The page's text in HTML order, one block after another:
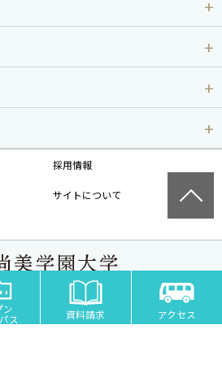
ン
ス 資料請求 アクセス
採用情報
サイトについて
ーツ・社会科学の私立大学 | 埼玉県川越市
JAPAN ALL RIGHTS RESERVED.